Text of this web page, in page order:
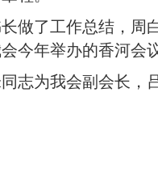
做了工作总结，周
今年举办的香河会
志为我会副会长，